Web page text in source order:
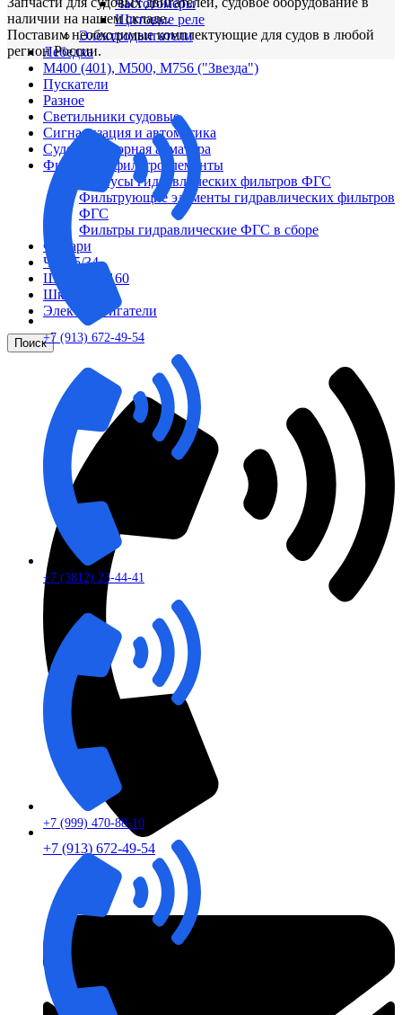
Частотомеры
Щитовые реле
Электродвигатели
Лебедка
М400 (401), М500, М756 ("Звезда")
Пускатели
Разное
Светильники судовые
Сигнализация и автоматика
Судовая запорная арматура
Фильтры и фильтроэлементы
Корпусы гидравлических фильтров ФГС
Фильтрующие элементы гидравлических фильтров
ФГС
Фильтры гидравлические ФГС в сборе
Фонари
ЧН 25/34
Шкода 6S-160
Шкода-275
Электродвигатели
Поиск
+7 (913) 672-49-54
наличии на нашем складе.
Поставим необходимые комплектующие для судов в любой
регион России.
+7 (913) 672-49-54
+7 (3812) 23-44-41
+7 (999) 470-88-10